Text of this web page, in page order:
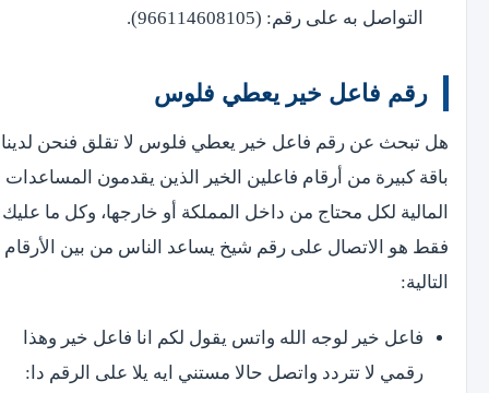
التواصل به على رقم: (966114608105).
رقم فاعل خير يعطي فلوس
هل تبحث عن رقم فاعل خير يعطي فلوس لا تقلق فنحن لدينا
باقة كبيرة من أرقام فاعلين الخير الذين يقدمون المساعدات
المالية لكل محتاج من داخل المملكة أو خارجها، وكل ما عليك
فقط هو الاتصال على رقم شيخ يساعد الناس من بين الأرقام
التالية:
فاعل خير لوجه الله واتس يقول لكم انا فاعل خير وهذا
رقمي لا تتردد واتصل حالا مستني ايه يلا على الرقم دا: